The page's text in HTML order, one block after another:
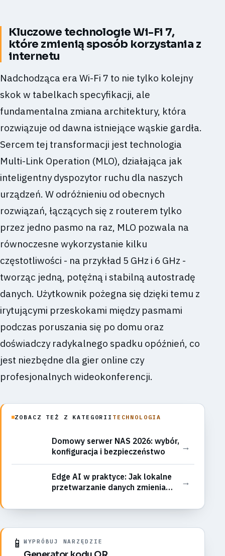
Kluczowe technologie Wi-Fi 7,
które zmienią sposób korzystania z
internetu
Nadchodząca era Wi-Fi 7 to nie tylko kolejny
skok w tabelkach specyfikacji, ale
fundamentalna zmiana architektury, która
rozwiązuje od dawna istniejące wąskie gardła.
Sercem tej transformacji jest technologia
Multi-Link Operation (MLO), działająca jak
inteligentny dyspozytor ruchu dla naszych
urządzeń. W odróżnieniu od obecnych
rozwiązań, łączących się z routerem tylko
przez jedno pasmo na raz, MLO pozwala na
równoczesne wykorzystanie kilku
częstotliwości - na przykład 5 GHz i 6 GHz -
tworząc jedną, potężną i stabilną autostradę
danych. Użytkownik pożegna się dzięki temu z
irytującymi przeskokami między pasmami
podczas poruszania się po domu oraz
doświadczy radykalnego spadku opóźnień, co
jest niezbędne dla gier online czy
profesjonalnych wideokonferencji.
ZOBACZ TEŻ Z KATEGORII TECHNOLOGIA
Domowy serwer NAS 2026: wybór,
konfiguracja i bezpieczeństwo
→
Edge AI w praktyce: Jak lokalne
przetwarzanie danych zmienia
smartfonie?
→
📱 WYPRÓBUJ NARZĘDZIE